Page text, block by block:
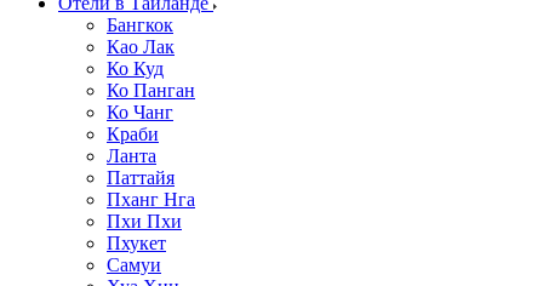
Бангкок
Као Лак
Ко Куд
Ко Панган
Ко Чанг
Краби
Ланта
Паттайя
Пханг Нга
Пхи Пхи
Пхукет
Самуи